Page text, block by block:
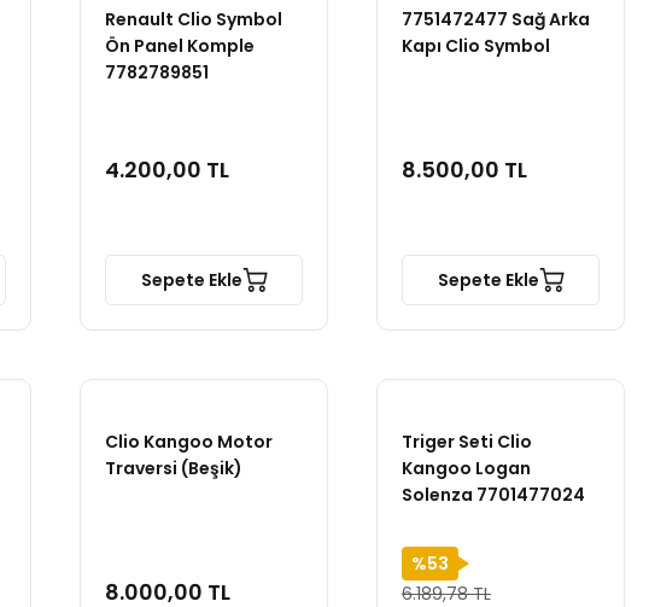
Renault Clio Symbol
Ön Panel Komple
7782789851
4.200,00 TL
Sepete Ekle
7751472477 Sağ Arka
Kapı Clio Symbol
8.500,00 TL
Sepete Ekle
Clio Kangoo Motor
Traversi (Beşik)
8.000,00 TL
Triger Seti Clio
Kangoo Logan
Solenza 7701477024
%53
6.189,78 TL